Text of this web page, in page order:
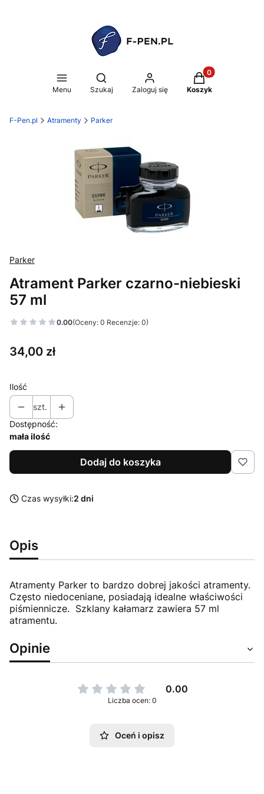
Menu
Otwórz wyszukiwarkę
Szukaj Zaloguj się
Produkty w
Koszyk
F-Pen.pl Atramenty Parker
Parker
Atrament Parker czarno-niebieski
57 ml
0.00(Oceny: 0 Recenzje: 0)
Cena
34,00 zł
Ilość
szt.
Dostępność:
mała ilość
Dodaj do koszyka
Czas wysyłki:2 dni
Opis
Atramenty Parker to bardzo dobrej jakości atramenty.
Często niedoceniane, posiadają idealne właściwości
piśmiennicze. Szklany kałamarz zawiera 57 ml
atramentu.
Opinie
0.00
Liczba ocen: 0
Oceń i opisz